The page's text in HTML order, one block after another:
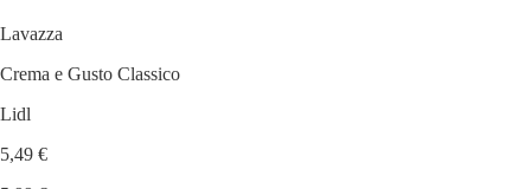
Lavazza
Crema e Gusto Classico
Lidl
5,49 €